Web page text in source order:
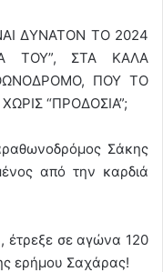
ΔΥΝΑΤΟΝ ΤΟ 2024
ΤΟΥ”, ΣΤΑ ΚΑΛΑ
ΠΟΥ ΤΟ
“ΠΡΟΔΟΣΙΑ”;
Σάκης
από την καρδιά
έτρεξε σε αγώνα 120
ερήμου Σαχάρας!